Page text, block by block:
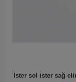
İster sol ister sağ